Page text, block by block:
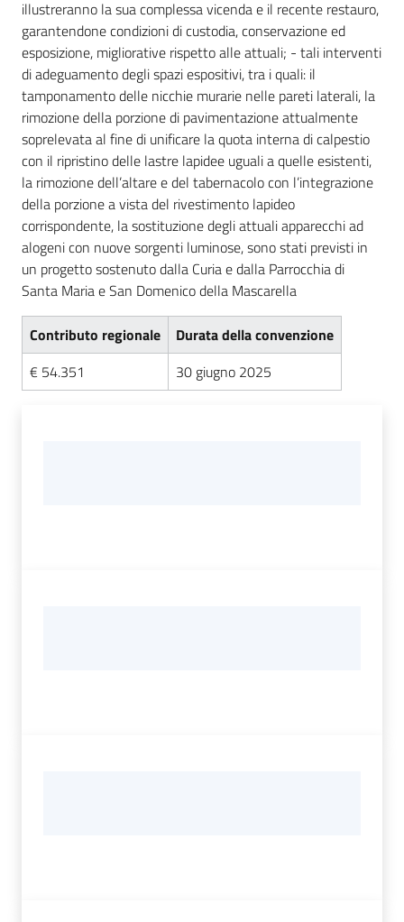
illustreranno la sua complessa vicenda e il recente restauro,
garantendone condizioni di custodia, conservazione ed
esposizione, migliorative rispetto alle attuali; - tali interventi
di adeguamento degli spazi espositivi, tra i quali: il
tamponamento delle nicchie murarie nelle pareti laterali, la
rimozione della porzione di pavimentazione attualmente
soprelevata al fine di unificare la quota interna di calpestio
con il ripristino delle lastre lapidee uguali a quelle esistenti,
la rimozione dell’altare e del tabernacolo con l’integrazione
della porzione a vista del rivestimento lapideo
corrispondente, la sostituzione degli attuali apparecchi ad
alogeni con nuove sorgenti luminose, sono stati previsti in
un progetto sostenuto dalla Curia e dalla Parrocchia di
Santa Maria e San Domenico della Mascarella
Contributo regionale
Durata della convenzione
€ 54.351
30 giugno 2025